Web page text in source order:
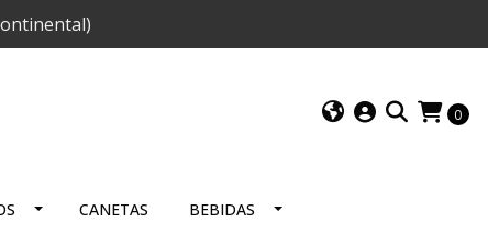
0
CANETAS BEBIDAS